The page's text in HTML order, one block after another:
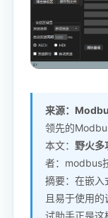
来源：
领先的
本文： 野火多
者：modbus
摘要：在嵌入
且易于使用